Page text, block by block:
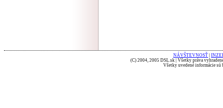
NÁVŠTEVNOSŤ
(C) 2004, 2005 DSL.sk | Všetky práva
Všetky uvedené informácie sú